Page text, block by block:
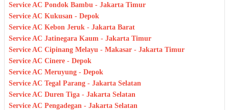
Service AC Pondok Bambu - Jakarta Timur
Service AC Kukusan - Depok
Service AC Kebon Jeruk - Jakarta Barat
Service AC Jatinegara Kaum - Jakarta Timur
Service AC Cipinang Melayu - Makasar - Jakarta Timur
Service AC Cinere - Depok
Service AC Meruyung - Depok
Service AC Tegal Parang - Jakarta Selatan
Service AC Duren Tiga - Jakarta Selatan
Service AC Pengadegan - Jakarta Selatan